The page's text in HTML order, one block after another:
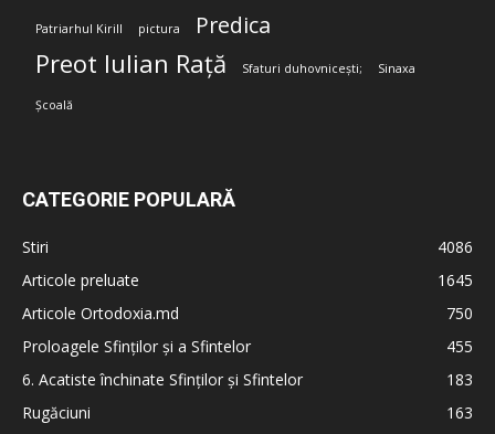
Patriarhul Kirill pictura Predica
Preot Iulian Rață Sfaturi duhovnicești; Sinaxa
Școală
CATEGORIE POPULARĂ
Stiri
4086
Articole preluate
1645
Articole Ortodoxia.md
750
Proloagele Sfinților și a Sfintelor
455
6. Acatiste închinate Sfinților și Sfintelor
183
Rugăciuni
163